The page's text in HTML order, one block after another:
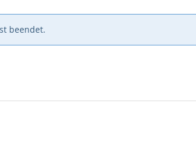
beendet.